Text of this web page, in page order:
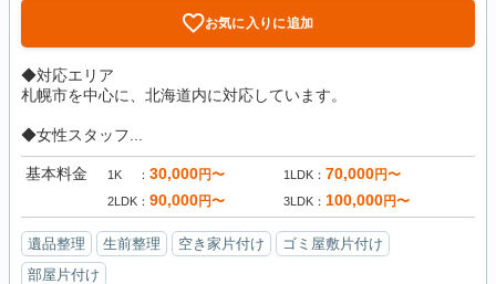
お気に入りに追加
◆対応エリア
札幌市を中心に、北海道内に対応しています。
◆女性スタッフ...
基本料金 1K 30,000円〜 1LDK 70,000円〜
2LDK 90,000円〜 3LDK 100,000円〜
遺品整理 生前整理 空き家片付け
ゴミ屋敷片付け
部屋片付け